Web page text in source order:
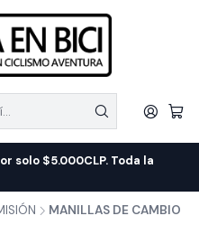
solo $5.000CLP. Toda la
MANILLAS DE CAMBIO